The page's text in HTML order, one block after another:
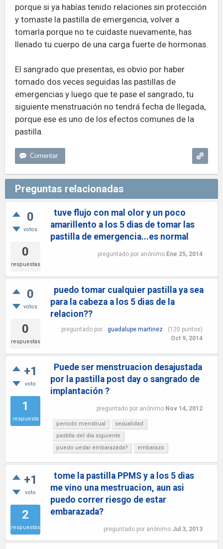
porque si ya habías tenido relaciones sin protección
y tomaste la pastilla de emergencia, volver a
tomarla porque no te cuidaste nuevamente, has
llenado tu cuerpo de una carga fuerte de hormonas.
El sangrado que presentas, es obvio por haber
tomado dos veces seguidas las pastillas de
emergencias y luego que te pase el sangrado, tu
siguiente menstruación no tendrá fecha de llegada,
porque ese es uno de los efectos comunes de la
pastilla.
Preguntas relacionadas
0
votos
0
respuestas
tuve flujo con mal olor y un poco
amarillento a los 5 dias de tomar las
pastilla de emergencia...es normal
preguntado por anónimo Ene 25, 2014
0
votos
0
respuestas
puedo tomar cualquier pastilla ya sea
para la cabeza a los 5 dias de la
relacion??
preguntado por guadalupe martinez (120 puntos)
Oct 9, 2014
+1
voto
1
respuesta
Puede ser menstruacion desajustada
por la pastilla post day o sangrado de
implantación ?
preguntado por anónimo Nov 14, 2012
periodo menstrual
sexualidad
pastilla del dia siguiente
puedo uedar embarazada?
embarazo
+1
voto
2
respuestas
tome la pastilla PPMS y a los 5 dias
me vino una mestruacion, aun asi
puedo correr riesgo de estar
embarazada?
preguntado por anónimo Jul 3, 2013